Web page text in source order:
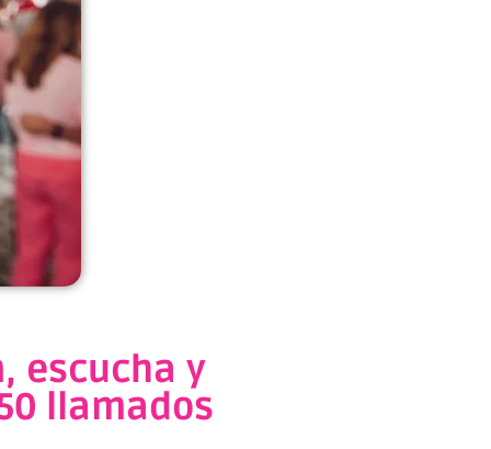
escucha y
llamados